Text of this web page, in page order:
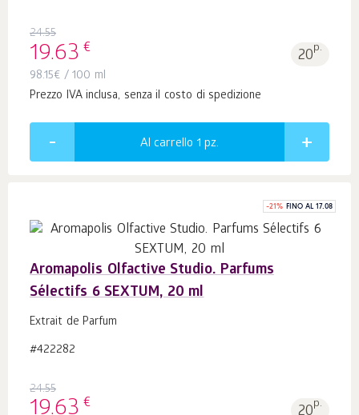
24.55
19.63 € 20p.
98.15€ / 100 ml
Prezzo IVA inclusa, senza il costo di spedizione
Al carrello 1 pz.
-21% FINO AL 17.08
Aromapolis Olfactive Studio. Parfums
Sélectifs 6 SEXTUM, 20 ml
Extrait de Parfum
#422282
24.55
€ p.